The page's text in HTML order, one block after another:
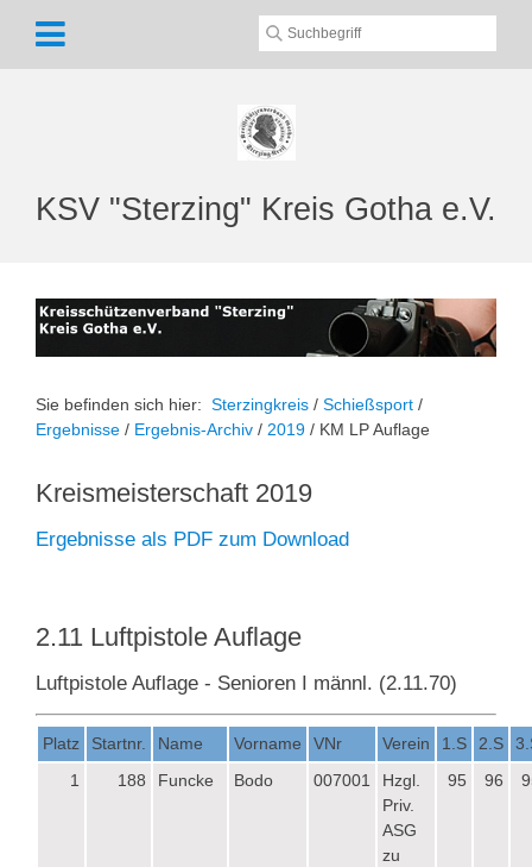
KSV "Sterzing" Kreis Gotha e.V.
Sie befinden sich hier: Sterzingkreis / Schießsport /
Ergebnisse / Ergebnis-Archiv / 2019 / KM LP Auflage
Kreismeisterschaft 2019
Ergebnisse als PDF zum Download
2.11 Luftpistole Auflage
Luftpistole Auflage - Senioren I männl. (2.11.70)
Platz Startnr. Name Vorname VNr Verein 1.S 2.S
1
188 Funcke Bodo 007001
Hzgl.
Priv.
ASG
zu
95 96